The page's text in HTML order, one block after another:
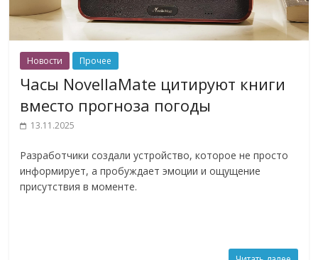
Новости Прочее
Часы NovellaMate цитируют книги
вместо прогноза погоды
13.11.2025
Разработчики создали устройство, которое не просто
информирует, а пробуждает эмоции и ощущение
присутствия в моменте.